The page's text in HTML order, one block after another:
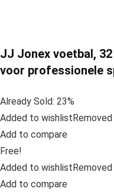
JJ Jonex voetbal,
voor professionele
Already Sold: 23%
Added to
Add to compare
Free!
Added to
Add to compare